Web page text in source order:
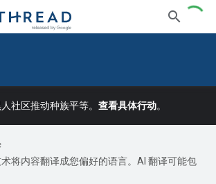
社区推动种族平等。 查看具体行动。
将内容翻译成您偏好的语言。AI 翻译可能包